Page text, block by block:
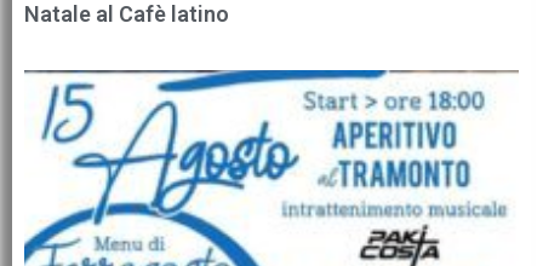
Natale al Cafè latino